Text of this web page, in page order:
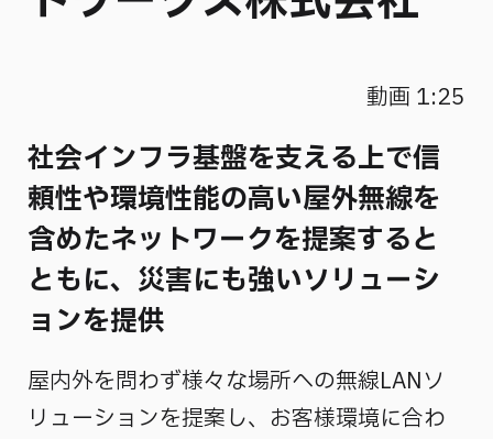
動画 1:25
社会インフラ基盤を支える上で信
頼性や環境性能の高い屋外無線を
含めたネットワークを提案すると
ともに、災害にも強いソリューシ
ョンを提供
屋内外を問わず様々な場所への無線LANソ
リューションを提案し、お客様環境に合わ